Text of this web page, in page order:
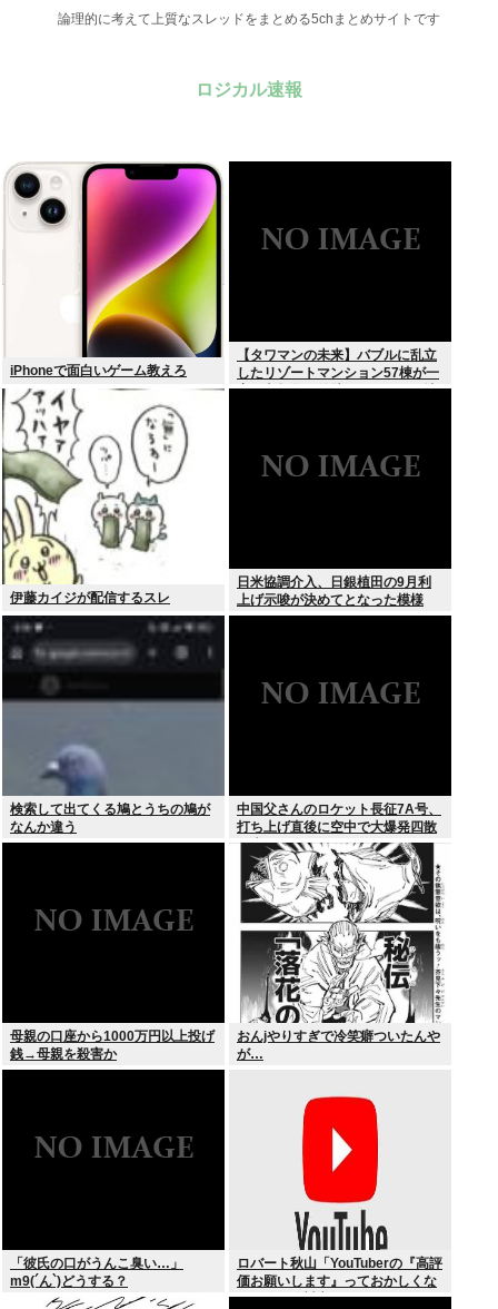
論理的に考えて上質なスレッドをまとめる5chまとめサイトです
ロジカル速報
iPhoneで面白いゲーム教えろ
【タワマンの未来】バブルに乱立
したリゾートマンション57棟が一
斉に老朽化。外壁はボロボロ、地
伊藤カイジが配信するスレ
日米協調介入、日銀植田の9月利
上げ示唆が決めてとなった模様
検索して出てくる鳩とうちの鳩が
なんか違う
中国父さんのロケット長征7A号、
打ち上げ直後に空中で大爆発四散
し失敗に終わる
母親の口座から1000万円以上投げ
銭→母親を殺害か
おんjやりすぎで冷笑癖ついたんや
が…
「彼氏の口がうんこ臭い…」
m9(´ん`)どうする？
ロバート秋山「YouTuberの『高評
価お願いします』っておかしくな
い？俺は絶対言えない」